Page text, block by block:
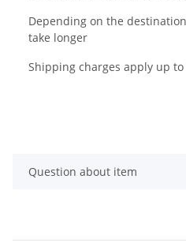
Depending on the
take longer
Shipping charges apply up to
Question about item